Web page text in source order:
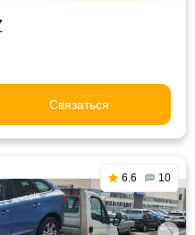
Связаться
6.6 10